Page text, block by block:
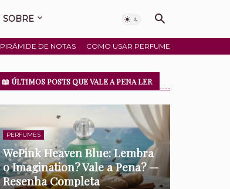
SOBRE
PIRÂMIDE DE NOTAS COMO USAR PERFUME
📖 ÚLTIMOS POSTS QUE VALE A PENA LER
PERFUMES
WePink Heaven Blue: Lembra
o Imagination? Vale a Pena? —
Resenha Completa